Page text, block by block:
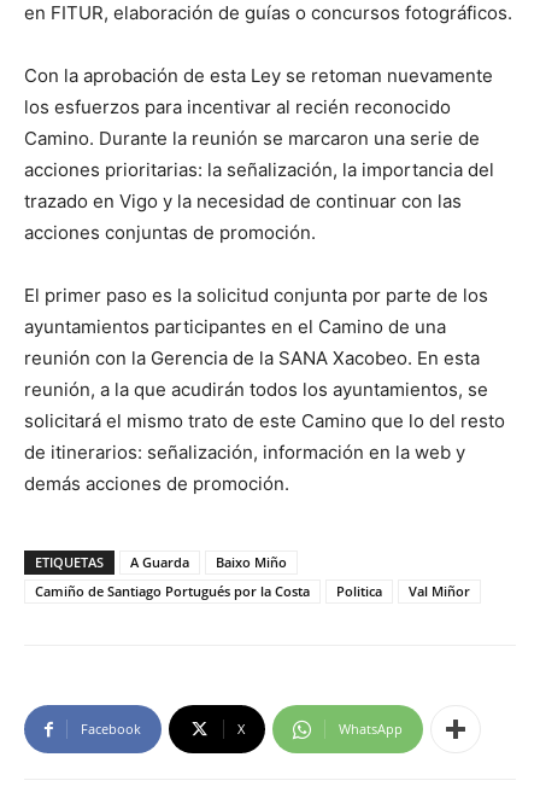
en FITUR, elaboración de guías o concursos fotográficos.
Con la aprobación de esta Ley se retoman nuevamente
los esfuerzos para incentivar al recién reconocido
Camino. Durante la reunión se marcaron una serie de
acciones prioritarias: la señalización, la importancia del
trazado en Vigo y la necesidad de continuar con las
acciones conjuntas de promoción.
El primer paso es la solicitud conjunta por parte de los
ayuntamientos participantes en el Camino de una
reunión con la Gerencia de la SANA Xacobeo. En esta
reunión, a la que acudirán todos los ayuntamientos, se
solicitará el mismo trato de este Camino que lo del resto
de itinerarios: señalización, información en la web y
demás acciones de promoción.
ETIQUETAS A Guarda
Baixo Miño
Camiño de Santiago Portugués por la Costa
Politica Val Miñor
Facebook X WhatsApp